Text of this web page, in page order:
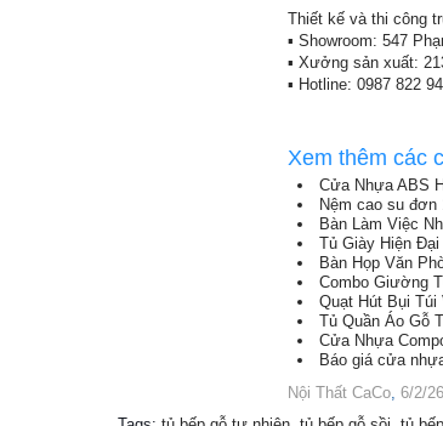
Thiết kế và thi công
▪ Showroom: 547
▪ Xưởng sản xuất:
▪ Hotline: 0987 822
Xem thêm các
Cửa Nhựa ABS
Nệm cao su đơn
Bàn Làm Việc
Tủ Giày Hiện
Bàn Họp Văn
Combo Giường
Quạt Hút Bụi
Tủ Quần Áo Gỗ
Cửa Nhựa
Báo giá cửa
Nội Thất CaCo 6/2/26